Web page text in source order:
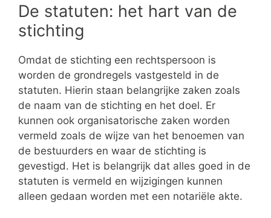
De statuten: het hart van de
stichting
Omdat de stichting een rechtspersoon is
worden de grondregels vastgesteld in de
statuten. Hierin staan belangrijke zaken zoals
de naam van de stichting en het doel. Er
kunnen ook organisatorische zaken worden
vermeld zoals de wijze van het benoemen van
de bestuurders en waar de stichting is
gevestigd. Het is belangrijk dat alles goed in de
statuten is vermeld en wijzigingen kunnen
alleen gedaan worden met een notariële akte.